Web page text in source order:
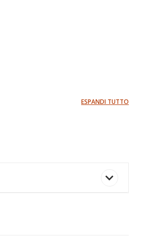
ESPANDI TUTTO